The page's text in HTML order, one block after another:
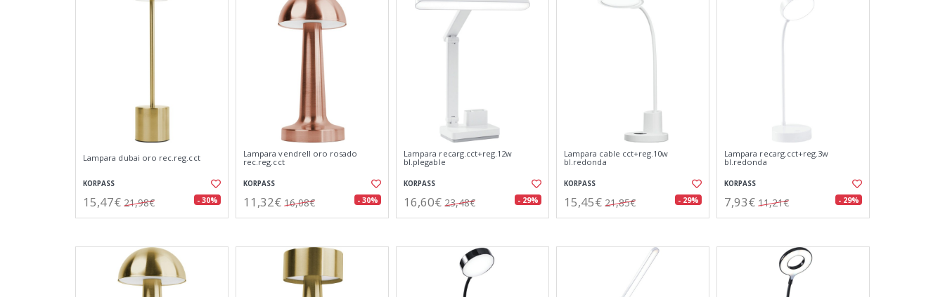
Lampara dubai oro rec.reg.cct
KORPASS
15,47€ 21,98€ - 30%
Lampara vendrell oro rosado
rec.reg.cct
KORPASS
11,32€ 16,08€ - 30%
Lampara recarg.cct+reg.12w
bl.plegable
KORPASS
16,60€ 23,48€ - 29%
Lampara cable cct+reg.10w
bl.redonda
KORPASS
15,45€ 21,85€ - 29%
Lampara recarg.cct+reg.3w
bl.redonda
KORPASS
7,93€ 11,21€ - 29%